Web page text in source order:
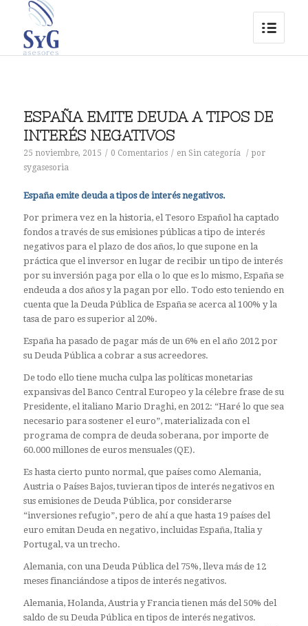
ESPAÑA EMITE DEUDA A TIPOS DE
INTERÉS NEGATIVOS
25 noviembre, 2015 / 0 Comentarios / en Sin categoría / por
sygasesoria
España emite deuda a tipos de interés negativos.
Por primera vez en la historia, el Tesoro Español ha captado
fondos a través de sus emisiones públicas a tipo de interés
negativos para el plazo de dos años, lo que supone en la
práctica que el inversor en lugar de recibir un tipo de interés
por su inversión paga por ella o lo que es lo mismo, España se
endeuda a dos años y la pagan por ello. Todo esto teniendo en
cuenta que la Deuda Pública de España se acerca al 100% y la
tasa de paro es superior al 20%.
España ha pasado de pagar más de un 6% en el año 2012 por
su Deuda Pública a cobrar a sus acreedores.
De todo ello tiene mucha culpa las políticas monetarias
expansivas del Banco Central Europeo y la célebre frase de su
Presidente, el italiano Mario Draghi, en 2012: “Haré lo que sea
necesario para sostener el euro”, materializada con el
programa de compra de deuda soberana, por importe de
60.000 millones de euros mensuales (QE).
Es hasta cierto punto normal, que países como Alemania,
Austria o Países Bajos, tuvieran tipos de interés negativos en
sus emisiones de Deuda Pública, por considerarse
“inversiones refugio”, pero de ahí a que hasta 19 países del
euro emitan Deuda en negativo, incluidas España, Italia y
Portugal, va un trecho.
Alemania, con una Deuda Pública del 75%, lleva más de 12
meses financiándose a tipos de interés negativos.
Alemania, Holanda, Austria y Francia tienen más del 50% del
saldo de su Deuda Pública en tipos de interés negativos.